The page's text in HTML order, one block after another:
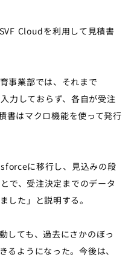
Cloudを利用して見積書
事業部では、それまで
力しておらず、各自が受注
書はマクロ機能を使って発行
に移行し、見込みの段
で、受注決定までのデータ
した」と説明する。
しても、過去にさかのぼっ
るようになった。今後は、